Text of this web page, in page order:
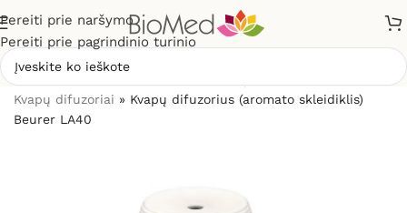
Pereiti prie naršymo
Pereiti prie pagrindinio turinio
Kvapų difuzoriai » Kvapų difuzorius (aromato skleidiklis)
Beurer LA40